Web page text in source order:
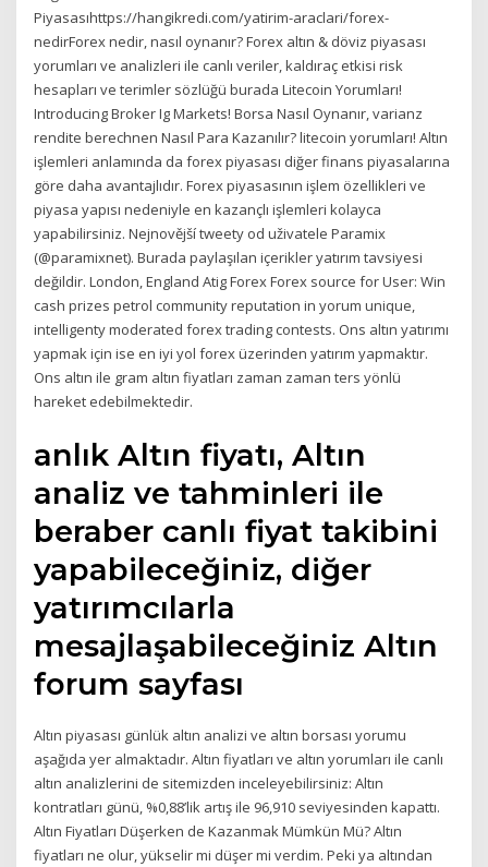
Piyasasıhttps://hangikredi.com/yatirim-araclari/forex-
nedirForex nedir, nasıl oynanır? Forex altın & döviz piyasası
yorumları ve analizleri ile canlı veriler, kaldıraç etkisi risk
hesapları ve terimler sözlüğü burada Litecoin Yorumları!
Introducing Broker Ig Markets! Borsa Nasıl Oynanır, varianz
rendite berechnen Nasıl Para Kazanılır? litecoin yorumları! Altın
işlemleri anlamında da forex piyasası diğer finans piyasalarına
göre daha avantajlıdır. Forex piyasasının işlem özellikleri ve
piyasa yapısı nedeniyle en kazançlı işlemleri kolayca
yapabilirsiniz. Nejnovější tweety od uživatele Paramix
(@paramixnet). Burada paylaşılan içerikler yatırım tavsiyesi
değildir. London, England Atig Forex Forex source for User: Win
cash prizes petrol community reputation in yorum unique,
intelligenty moderated forex trading contests. Ons altın yatırımı
yapmak için ise en iyi yol forex üzerinden yatırım yapmaktır.
Ons altın ile gram altın fiyatları zaman zaman ters yönlü
hareket edebilmektedir.
anlık Altın fiyatı, Altın
analiz ve tahminleri ile
beraber canlı fiyat takibini
yapabileceğiniz, diğer
yatırımcılarla
mesajlaşabileceğiniz Altın
forum sayfası
Altın piyasası günlük altın analizi ve altın borsası yorumu
aşağıda yer almaktadır. Altın fiyatları ve altın yorumları ile canlı
altın analizlerini de sitemizden inceleyebilirsiniz: Altın
kontratları günü, %0,88’lik artış ile 96,910 seviyesinden kapattı.
Altın Fiyatları Düşerken de Kazanmak Mümkün Mü? Altın
fiyatları ne olur, yükselir mi düşer mi verdim. Peki ya altından